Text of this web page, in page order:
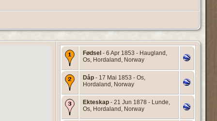
Fødsel - 6 Apr 1853 - Haugland,
Os, Hordaland, Norway
Dåp - 17 Mai 1853 - Os,
Hordaland, Norway
Ekteskap - 21 Jun 1878 - Lunde,
Os, Hordaland, Norway